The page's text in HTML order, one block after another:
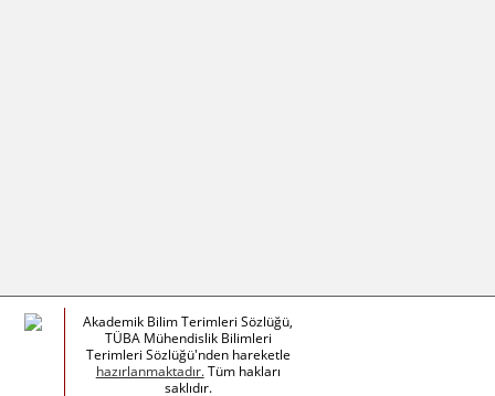
Akademik Bilim Terimleri Sözlüğü,
TÜBA Mühendislik Bilimleri
Terimleri Sözlüğü'nden hareketle
hazırlanmaktadır.Tüm hakları
saklıdır.